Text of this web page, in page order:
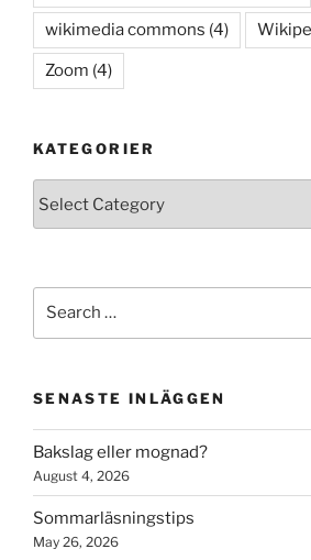
wikimedia commons (4)
Zoom (4)
KATEGORIER
SENASTE INLÄGGEN
Bakslag eller mognad?
August 4, 2026
Sommarläsningstips
May 26, 2026